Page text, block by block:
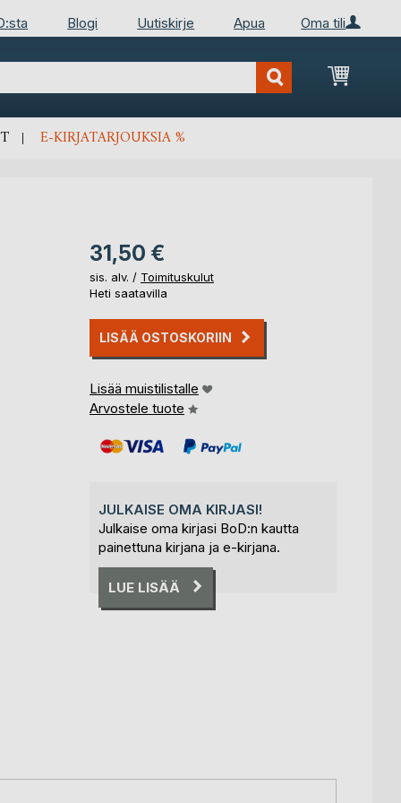
Oma tili
Blogi Uutiskirje Apua
E-KIRJATARJOUKSIA %
31,50 €
sis. alv. / Toimituskulut
Heti saatavilla
LISÄÄ OSTOSKORIIN
Lisää muistilistalle
Arvostele tuote
JULKAISE OMA KIRJASI!
Julkaise oma kirjasi BoD:n kautta
painettuna kirjana ja e-kirjana.
LUE LISÄÄ